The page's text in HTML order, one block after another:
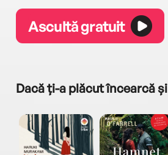
Ascultă gratuit
Dacă ți-a plăcut încearcă și